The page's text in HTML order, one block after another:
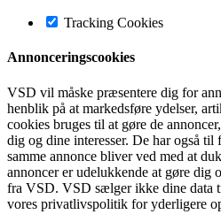
Tracking Cookies
Annonceringscookies
VSD vil måske præsentere dig for
henblik på at markedsføre ydelser,
cookies bruges til at gøre de
dig og dine interesser. De har også
samme annonce bliver ved med at
annoncer er udelukkende at gøre dig
fra VSD. VSD sælger ikke dine data
vores privatlivspolitik for yderligere